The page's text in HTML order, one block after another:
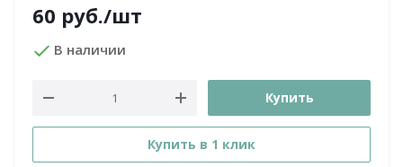
60 руб./шт
В наличии
Купить
Купить в 1 клик